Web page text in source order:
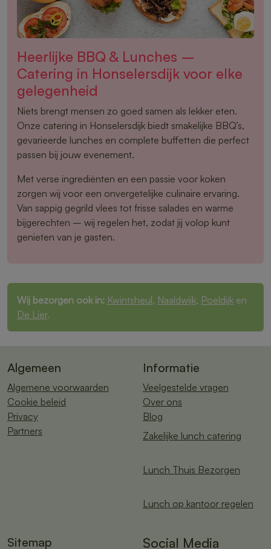
Heerlijke BBQ & Lunches –
Catering in Honselersdijk voor elke
gelegenheid
Niets brengt mensen zo goed samen als lekker eten.
Onze catering in Honselersdijk biedt smakelijke BBQ’s,
gevarieerde lunches en complete buffetten die perfect
passen bij jouw evenement.
Met verse ingrediënten en een passie voor koken
zorgen wij voor een onvergetelijke culinaire ervaring.
Van sappig gegrild vlees tot frisse salades en warme
bijgerechten – wij regelen het, zodat jij volop kunt
genieten van je gasten.
Wij bezorgen ook in: Kwintsheul, Naaldwijk, Poeldijk en
De Lier.
Algemeen
Algemene voorwaarden
Cookie beleid
Privacy
Partners
Informatie
Veelgestelde vragen
Over ons
Blog
Zakelijke lunch catering
Lunch Thuis Bezorgen
Lunch op kantoor regelen
Sitemap Social Media